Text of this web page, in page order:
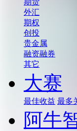
期货
外汇
期权
创投
贵金属
融资融券
其它
大赛
最佳收益 最多
阿牛